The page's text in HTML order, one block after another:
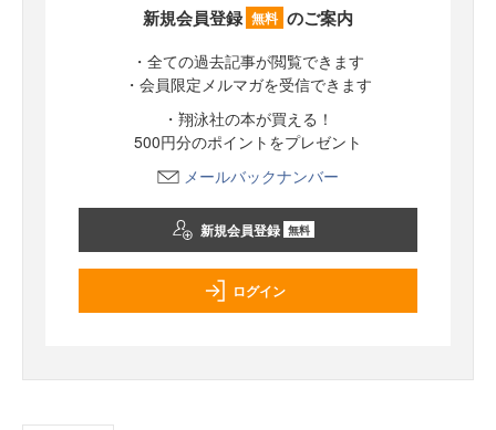
新規会員登録 無料 のご案内
・全ての過去記事が閲覧できます
・会員限定メルマガを受信できます
・翔泳社の本が買える！
500円分のポイントをプレゼント
メールバックナンバー
新規会員登録 無料
ログイン